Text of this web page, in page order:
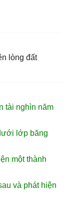
lòng đất
tài nghìn năm
lớp băng
một thành
và phát hiện